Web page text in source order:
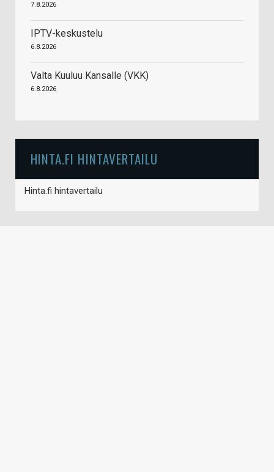
7.8.2026
IPTV-keskustelu
6.8.2026
Valta Kuuluu Kansalle (VKK)
6.8.2026
HINTA.FI HINTAVERTAILU
Hinta.fi hintavertailu